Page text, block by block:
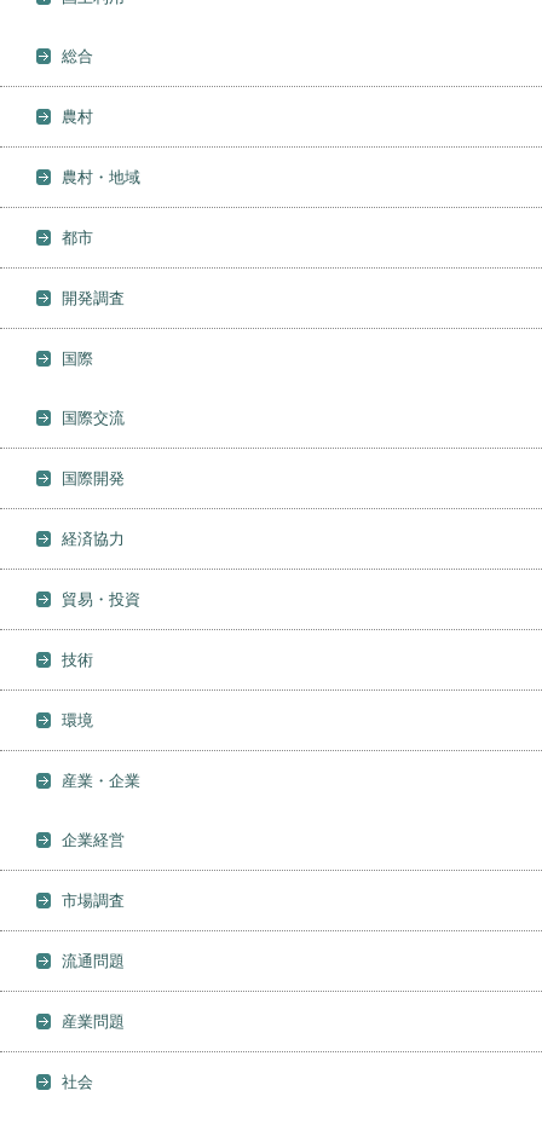
総合
農村
農村・地域
都市
開発調査
国際
国際交流
国際開発
経済協力
貿易・投資
技術
環境
産業・企業
企業経営
市場調査
流通問題
産業問題
社会